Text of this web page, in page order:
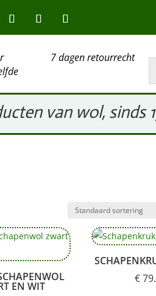
7 dagen retourrecht
van wol, sinds
EN WIT
€